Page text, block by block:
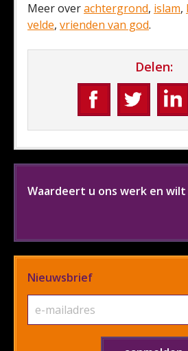
Meer overachtergrond, islam,
velde, vrienden van god.
Delen:
Waardeert u ons werk en
Nieuwsbrief